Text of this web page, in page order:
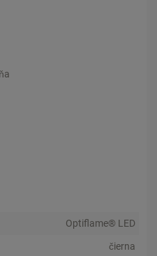
Optiflame® LED
čierna